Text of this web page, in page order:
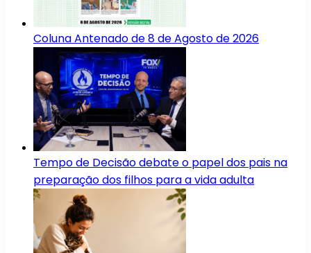
Coluna Antenado de 8 de Agosto de 2026
Tempo de Decisão debate o papel dos pais na
preparação dos filhos para a vida adulta